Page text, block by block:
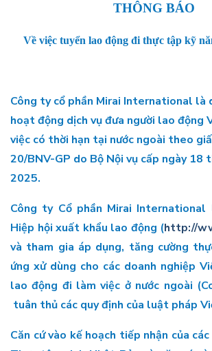
THÔNG BÁO
Về việc tuyển lao động đi thực tập kỹ
Công ty cổ phần Mirai International là
hoạt động dịch vụ đưa người lao động
việc có thời hạn tại nước ngoài theo
20/BNV-GP do Bộ Nội vụ cấp ngày 18
2025.
Công ty Cổ phần Mirai International
Hiệp hội xuất khẩu lao động (http://
và tham gia áp dụng, tăng cường
ứng xử dùng cho các doanh nghiệp
lao động đi làm việc ở nước ngoài
tuân thủ các quy định của luật pháp
Căn cứ vào kế hoạch tiếp nhận của